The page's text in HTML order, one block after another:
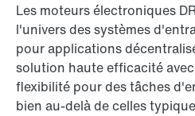
Les moteurs électroniques
l'univers des systèmes
pour applications
solution haute efficacité
flexibilité pour des tâches
bien au-delà de celles